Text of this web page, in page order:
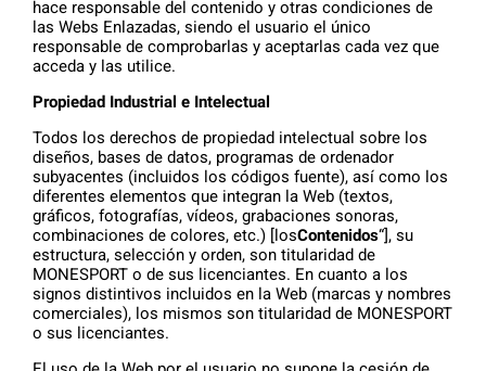
hace responsable del contenido y otras condiciones de
las Webs Enlazadas, siendo el usuario el único
responsable de comprobarlas y aceptarlas cada vez que
acceda y las utilice.
Propiedad Industrial e Intelectual
Todos los derechos de propiedad intelectual sobre los
diseños, bases de datos, programas de ordenador
subyacentes (incluidos los códigos fuente), así como los
diferentes elementos que integran la Web (textos,
gráficos, fotografías, vídeos, grabaciones sonoras,
combinaciones de colores, etc.) [losContenidos“], su
estructura, selección y orden, son titularidad de
MONESPORT o de sus licenciantes. En cuanto a los
signos distintivos incluidos en la Web (marcas y nombres
comerciales), los mismos son titularidad de MONESPORT
o sus licenciantes.